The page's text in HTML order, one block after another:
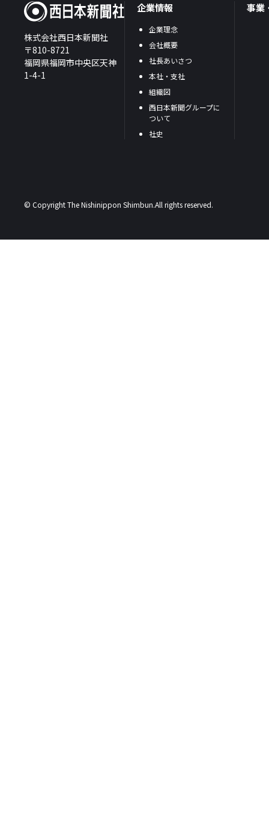
株式会社西日本新聞社
〒810-8721
福岡県福岡市中央区天神
1-4-1
企業情報
企業理念
会社概要
社長あいさつ
本社・支社
組織図
西日本新聞グループに
ついて
社史
事業
© Copyright The Nishinippon Shimbun.All rights reserved.